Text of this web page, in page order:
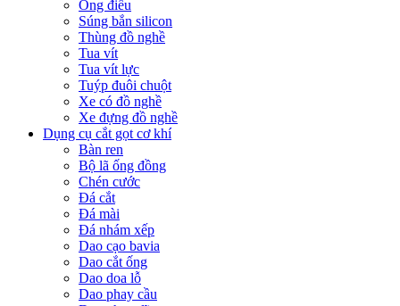
Ống điếu
Súng bắn silicon
Thùng đồ nghề
Tua vít
Tua vít lực
Tuýp đuôi chuột
Xe có đồ nghề
Xe đựng đồ nghề
Dụng cụ cắt gọt cơ khí
Bàn ren
Bộ lã ống đồng
Chén cước
Đá cắt
Đá mài
Đá nhám xếp
Dao cạo bavia
Dao cắt ống
Dao doa lỗ
Dao phay cầu